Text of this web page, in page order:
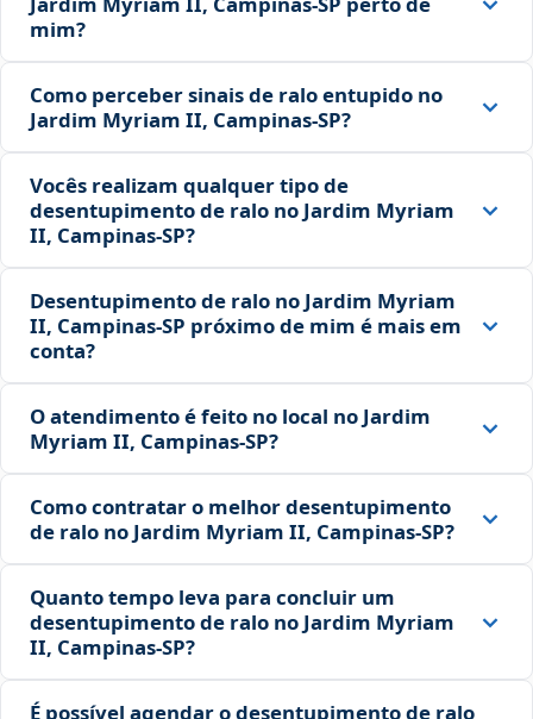
mim?
Como perceber sinais de ralo entupido no
Jardim Myriam II, Campinas‑SP?
Vocês realizam qualquer tipo de
desentupimento de ralo no Jardim Myriam
II, Campinas‑SP?
Desentupimento de ralo no Jardim Myriam
II, Campinas‑SP próximo de mim é mais em
conta?
O atendimento é feito no local no Jardim
Myriam II, Campinas‑SP?
Como contratar o melhor desentupimento
de ralo no Jardim Myriam II, Campinas‑SP?
Quanto tempo leva para concluir um
desentupimento de ralo no Jardim Myriam
II, Campinas‑SP?
É possível agendar o desentupimento de ralo